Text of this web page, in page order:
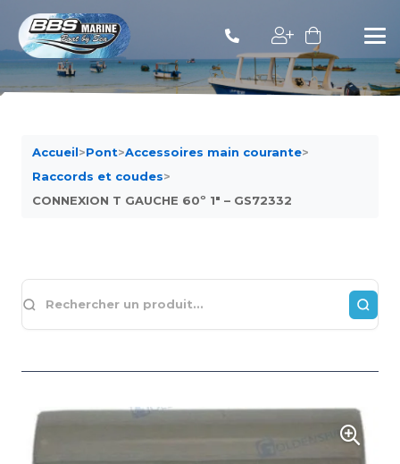
Accueil>Pont>Accessoires main courante>
Raccords et coudes>
CONNEXION T GAUCHE 60º 1″ – GS72332